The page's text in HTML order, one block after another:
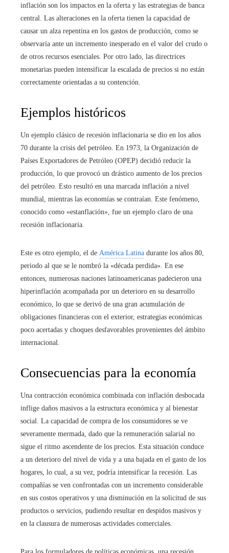
inflación son los impactos en la oferta y las estrategias de banca
central. Las alteraciones en la oferta tienen la capacidad de
causar un alza repentina en los gastos de producción, como se
observaría ante un incremento inesperado en el valor del crudo o
de otros recursos esenciales. Por otro lado, las directrices
monetarias pueden intensificar la escalada de precios si no están
correctamente orientadas a su contención.
Ejemplos históricos
Un ejemplo clásico de recesión inflacionaria se dio en los años
70 durante la crisis del petróleo. En 1973, la Organización de
Países Exportadores de Petróleo (OPEP) decidió reducir la
producción, lo que provocó un drástico aumento de los precios
del petróleo. Esto resultó en una marcada inflación a nivel
mundial, mientras las economías se contraían. Este fenómeno,
conocido como «estanflación», fue un ejemplo claro de una
recesión inflacionaria.
Este es otro ejemplo, el de América Latina durante los años 80,
periodo al que se le nombró la «década perdida». En ese
entonces, numerosas naciones latinoamericanas padecieron una
hiperinflación acompañada por un deterioro en su desarrollo
económico, lo que se derivó de una gran acumulación de
obligaciones financieras con el exterior, estrategias económicas
poco acertadas y choques desfavorables provenientes del ámbito
internacional.
Consecuencias para la economía
Una contracción económica combinada con inflación desbocada
inflige daños masivos a la estructura económica y al bienestar
social. La capacidad de compra de los consumidores se ve
severamente mermada, dado que la remuneración salarial no
sigue el ritmo ascendente de los precios. Esta situación conduce
a un deterioro del nivel de vida y a una bajada en el gasto de los
hogares, lo cual, a su vez, podría intensificar la recesión. Las
compañías se ven confrontadas con un incremento considerable
en sus costos operativos y una disminución en la solicitud de sus
productos o servicios, pudiendo resultar en despidos masivos y
en la clausura de numerosas actividades comerciales.